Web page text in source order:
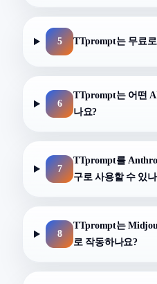
5 TTprompt는 무료
6
TTprompt는 어떤
나요?
7
TTprompt를
구로 사용할 수 있
8
TTprompt는
로 작동하나요?